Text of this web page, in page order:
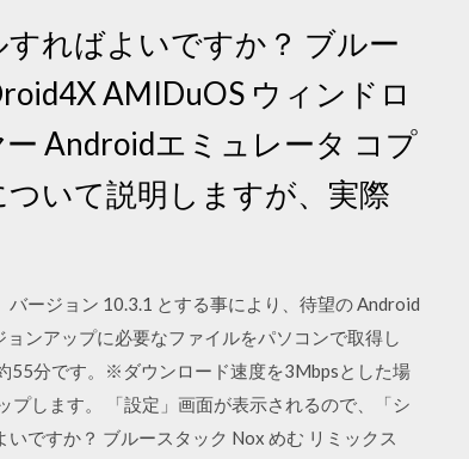
ればよいですか？ ブルー
AMIDuOS ウィンドロ
Androidエミュレータ コプ
いて説明しますが、実際
ージョン 10.3.1 とする事により、待望の Android
ンアップに必要なファイルをパソコンで取得し
55分です。※ダウンロード速度を3Mbpsとした場
します。 「設定」画面が表示されるので、「シ
ですか？ ブルースタック Nox めむ リミックス